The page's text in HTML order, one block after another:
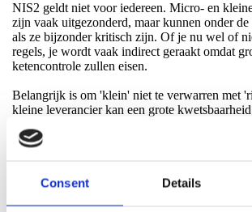
Consent Details
NIS2 geldt niet voor iedereen. Micro- en
zijn vaak uitgezonderd, maar kunnen onder
als ze bijzonder kritisch zijn. Of je nu wel of
regels, je wordt vaak indirect geraakt omdat
ketencontrole zullen eisen.
Belangrijk is om 'klein' niet te verwarren met
kleine leverancier kan een grote
Afsluitend
Artikel 21.2 d is naar mijn mening een van de